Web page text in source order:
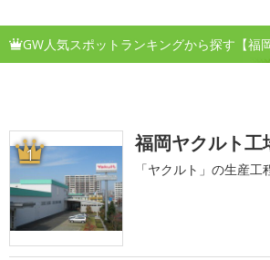
GW人気スポットランキングから探す【福
1 福岡ヤクルト工
「ヤクルト」の生産工